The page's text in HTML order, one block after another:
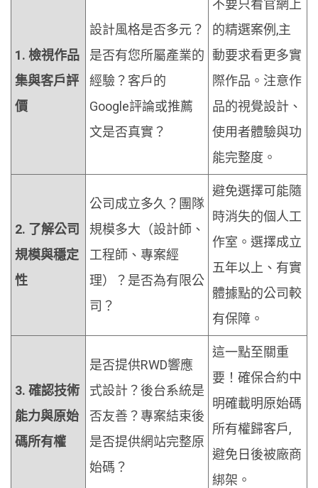
1. 檢視作品
集與客戶評
價
設計風格是否多元？
是否有您所屬產業的
經驗？客戶的
Google評論或推薦
文是否真實？
不要只看官網上
的精選案例,主
動要求看更多實
際作品。注意作
品的視覺設計、
使用者體驗與功
能完整度。
2. 了解公司
規模與穩定
性
公司成立多久？團隊
規模多大（設計師、
工程師、專案經
理）？是否為有限公
司？
避免選擇可能隨
時消失的個人工
作室。選擇成立
五年以上、有實
體據點的公司較
有保障。
3. 確認技術
能力與原始
碼所有權
是否提供RWD響應
式設計？後台系統是
否友善？專案結束後
是否提供網站完整原
始碼？
這一點至關重
要！確保合約中
明確載明原始碼
所有權歸客戶,
避免日後被廠商
綁架。